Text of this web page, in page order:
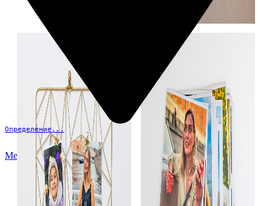
Определение...
Меню